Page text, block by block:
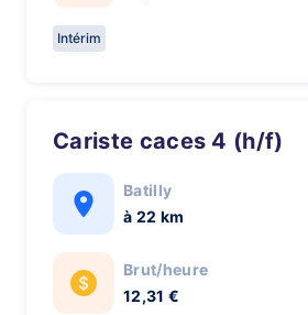
Intérim
Cariste caces 4 (h/f)
Batilly
à 22 km
Brut/heure
12,31 €